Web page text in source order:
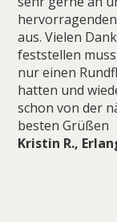
aus. Vielen
feststellen
nur einen
hatten und
schon von der
besten Grüßen
Kristin R.,